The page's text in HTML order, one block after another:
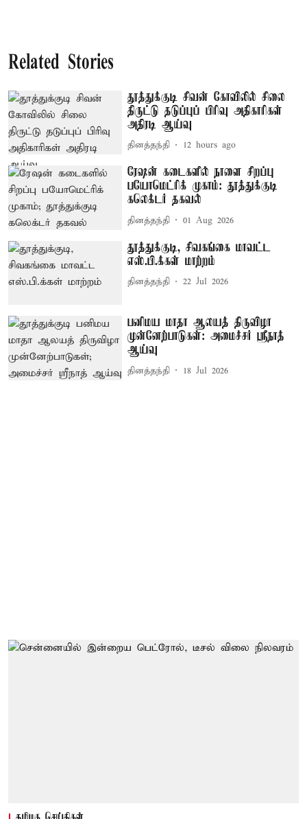
Related Stories
தூத்துக்குடி சிவன் கோவிலில் சிலை
திருட்டு தடுப்புப் பிரிவு அதிகாரிகள்
அதிரடி ஆய்வு
தினத்தந்தி 12 hours ago
ரேஷன் கடைகளில் நாளை சிறப்பு
பயோமெட்ரிக் முகாம்: தூத்துக்குடி
கலெக்டர் தகவல்
தினத்தந்தி 01 Aug 2026
தூத்துக்குடி, சிவகங்கை மாவட்ட
எஸ்.பி.க்கள் மாற்றம்
தினத்தந்தி 22 Jul 2026
பனிமய மாதா ஆலயத் திருவிழா
முன்னேற்பாடுகள்: அமைச்சர் ஸ்ரீநாத்
ஆய்வு
தினத்தந்தி 18 Jul 2026